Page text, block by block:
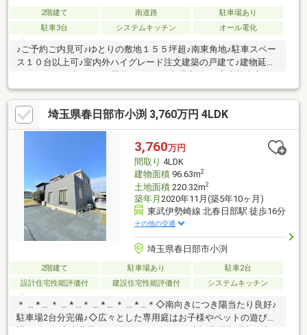
2階建て 南道路
駐車場あり
駐車3台
システムキッチン オール電化
♪ご予約ご内見可♪ゆとりの敷地１５５坪超♪南東角地♪駐車スペー
ス１０台以上可♪室内外ハイグレード注文建築の戸建て♪建物延べ
れいにお使いでいらっしゃいます♪建物契約不適合責任免責♪ジャ
パナビ不動産ショップ ＭＥＧＡドン・キホーテ蓮田店♪年中無休♪
埼玉県春日部市小渕 3,760万円 4LDK
3,760万円
間取り 4LDK
建物面積96.63m2
土地面積220.32m2
築年月 2020年11月(築5年10ヶ月)
東武伊勢崎線 北春日部駅 徒歩16分
その他の交通
埼玉県春日部市小渕
2階建て 駐車場あり
駐車2台
設計住宅性能評価付
建設住宅性能評価付 システムキッチン
＊ … * … ＊ … * …＊ … * … ＊ … * …＊◇南向きにつき陽当たり良好♪
駐車場2台分完備♪◇広々とした専用庭はお子様やペットの遊び